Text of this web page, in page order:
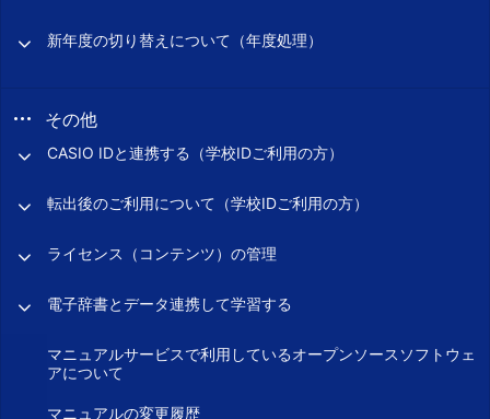
新年度の切り替えについて（年度処理）
その他
CASIO IDと連携する（学校IDご利用の方）
転出後のご利用について（学校IDご利用の方）
ライセンス（コンテンツ）の管理
電子辞書とデータ連携して学習する
マニュアルサービスで利用しているオープンソースソフトウェ
アについて
マニュアルの変更履歴